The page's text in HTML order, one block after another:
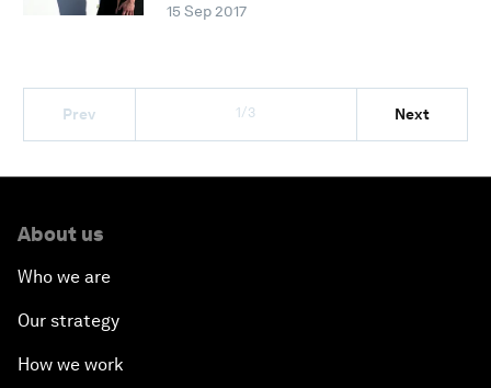
15 Sep 2017
Prev 1/3 Next
About us
Who we are
Our strategy
How we work